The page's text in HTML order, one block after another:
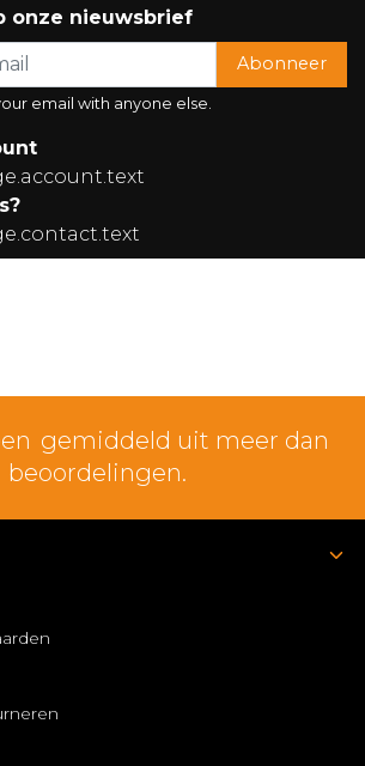
onze nieuwsbrief
Abonneer
email with anyone else.
gemiddeld uit meer dan
beoordelingen.